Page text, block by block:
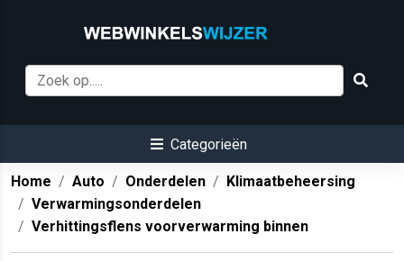
Categorieën
Home Auto Onderdelen
Klimaatbeheersing
Verwarmingsonderdelen
Verhittingsflens voorverwarming binnen